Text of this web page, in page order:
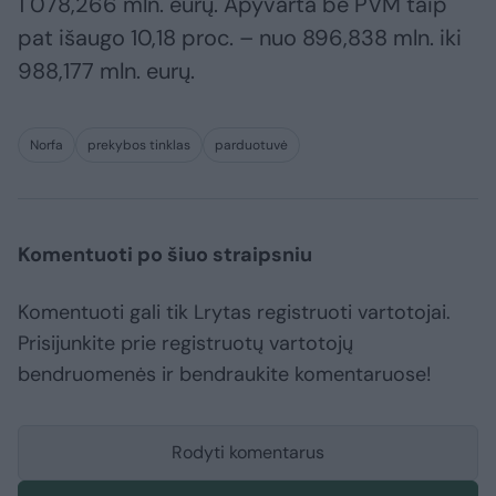
pat išaugo 10,18 proc. – nuo 896,838 mln. iki
988,177 mln. eurų.
Norfa prekybos tinklas parduotuvė
Komentuoti po šiuo straipsniu
Komentuoti gali tik Lrytas registruoti vartotojai.
Prisijunkite prie registruotų vartotojų
bendruomenės ir bendraukite komentaruose!
Rodyti komentarus